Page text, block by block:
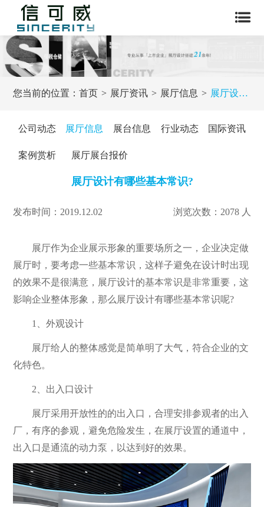
您当前的位置：首页 展厅资讯 展厅信息 展厅设计有哪些基本常识?
公司动态 展厅信息 展台信息 行业动态 国际资讯
案例赏析 展厅展台报价
展厅设计有哪些基本常识?
发布时间：2019.12.02 浏览次数：2078 人
展厅作为企业展示形象的重要场所之一，企业决定做
展厅时，要考虑一些基本常识，这样子避免在设计时出现
的效果不是很满意，展厅设计的基本常识是非常重要，这
影响企业整体形象，那么展厅设计有哪些基本常识呢?
1、外观设计
展厅给人的整体感觉是简单明了大气，符合企业的文
化特色。
2、出入口设计
展厅采用开放性的的出入口，合理安排参观者的出入
厂，有序的参观，避免危险发生，在展厅设置的通道中，
出入口是通流的动力泵，以达到好的效果。